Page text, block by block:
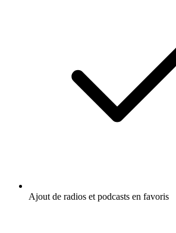
Ajout de radios et podcasts en favoris